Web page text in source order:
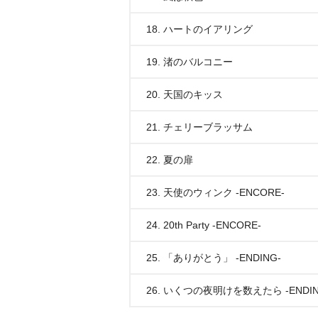
18. ハートのイアリング
19. 渚のバルコニー
20. 天国のキッス
21. チェリーブラッサム
22. 夏の扉
23. 天使のウィンク -ENCORE-
24. 20th Party -ENCORE-
25. 「ありがとう」 -ENDING-
26. いくつの夜明けを数えたら -